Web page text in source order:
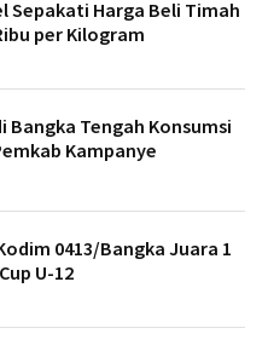
Sepakati Harga Beli Timah
per Kilogram
Bangka Tengah Konsumsi
Kampanye
0413/Bangka Juara 1
U-12